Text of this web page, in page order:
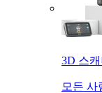
3D 스캐
모든